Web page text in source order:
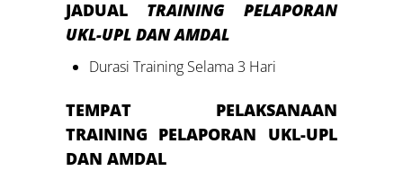
JADUAL TRAINING PELAPORAN
UKL-UPL DAN AMDAL
Durasi Training Selama 3 Hari
TEMPAT PELAKSANAAN
TRAINING PELAPORAN UKL-UPL
DAN AMDAL